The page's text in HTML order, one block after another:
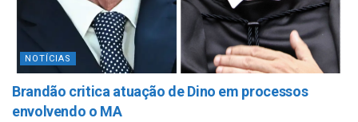
NOTÍCIAS
Brandão critica atuação de Dino em processos
envolvendo o MA